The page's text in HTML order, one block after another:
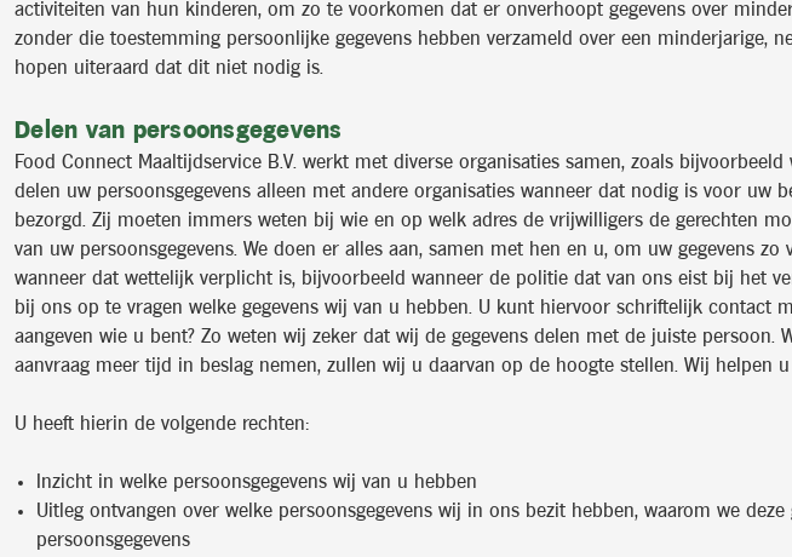
activiteiten van hun kinderen, om zo te voorkomen dat er onverhoopt gegevens over
zonder die toestemming persoonlijke gegevens hebben verzameld over een
hopen uiteraard dat dit niet nodig is.
Delen van persoonsgegevens
Food Connect Maaltijdservice B.V. werkt met diverse organisaties samen, zoals
delen uw persoonsgegevens alleen met andere organisaties wanneer dat nodig is voor
bezorgd. Zij moeten immers weten bij wie en op welk adres de vrijwilligers de gerechten
van uw persoonsgegevens. We doen er alles aan, samen met hen en u, om uw gegevens
wanneer dat wettelijk verplicht is, bijvoorbeeld wanneer de politie dat van ons eist bij het
bij ons op te vragen welke gegevens wij van u hebben. U kunt hiervoor schriftelijk contact
aangeven wie u bent? Zo weten wij zeker dat wij de gegevens delen met de juiste
aanvraag meer tijd in beslag nemen, zullen wij u daarvan op de hoogte stellen. Wij helpen u
U heeft hierin de volgende rechten:
Inzicht in welke persoonsgegevens wij van u hebben
Uitleg ontvangen over welke persoonsgegevens wij in ons bezit hebben, waarom we
persoonsgegevens